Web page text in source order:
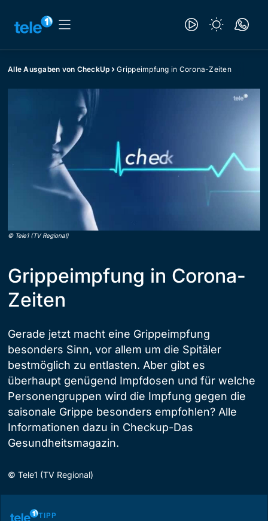
Alle Ausgaben von CheckUp Grippeimpfung in Corona-Zeiten
© Tele1 (TV Regional)
Grippeimpfung in Corona-
Zeiten
Gerade jetzt macht eine Grippeimpfung
besonders Sinn, vor allem um die Spitäler
bestmöglich zu entlasten. Aber gibt es
überhaupt genügend Impfdosen und für welche
Personengruppen wird die Impfung gegen die
saisonale Grippe besonders empfohlen? Alle
Informationen dazu in Checkup-Das
Gesundheitsmagazin.
© Tele1 (TV Regional)
TIPP